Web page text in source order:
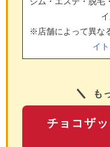
※店舗によって異な
イト
も
チョコザ